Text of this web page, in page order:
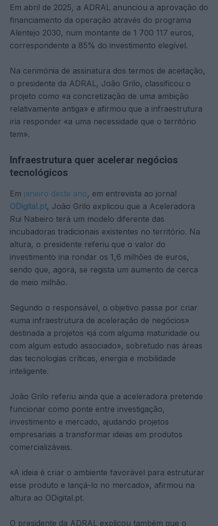
Em abril de 2025, a ADRAL anunciou a aprovação do
financiamento da operação através do programa
Alentejo 2030, num montante de 1 700 117 euros,
correspondente a 85% do investimento elegível.
Na cerimónia de assinatura dos termos de aceitação,
o presidente da ADRAL, João Grilo, classificou o
projeto como «a concretização de uma ambição
relativamente antiga» e afirmou que a infraestrutura
iria responder «a uma necessidade que o território
tem».
Infraestrutura quer acelerar negócios
tecnológicos
Em janeiro deste ano, em entrevista ao jornal
ODigital.pt, João Grilo explicou que a Aceleradora
Rui Nabeiro terá um modelo diferente das
incubadoras tradicionais existentes no território. Na
altura, o presidente referiu que o valor do
investimento iria rondar os 1,6 milhões de euros,
sendo que, agora, se regista um aumento de cerca
de meio milhão.
Segundo o responsável, o objetivo passa por criar
«uma infraestrutura de aceleração de negócios»
destinada a projetos «já com alguma maturidade ou
com algum estudo associado», sobretudo nas áreas
das tecnologias críticas, energia e mobilidade
inteligente.
João Grilo referiu ainda que a aceleradora pretende
funcionar como ponte entre investigação,
investimento e mercado, ajudando projetos
empresariais a transformar ideias em produtos
comercializáveis.
«A ideia é criar o ambiente favorável para estruturar
esse produto e lançá-lo no mercado», afirmou na
altura ao ODigital.pt.
O presidente da ADRAL explicou também que o